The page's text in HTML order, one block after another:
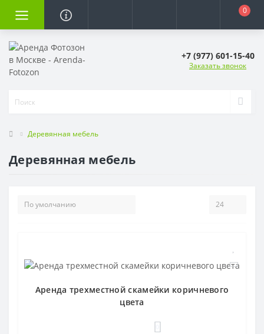
0
+7 (977) 601-15-40
Заказать звонок
Деревянная мебель
Деревянная мебель
Аренда трехместной скамейки коричневого
цвета